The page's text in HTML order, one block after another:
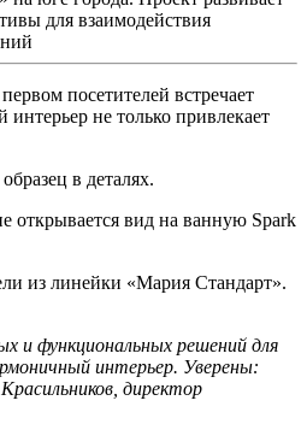
для взаимодействия
посетителей встречает
не только привлекает
в деталях.
открывается вид на ванную Spark
из линейки «Мария Стандарт».
и функциональных решений для
интерьер. Уверены:
директор